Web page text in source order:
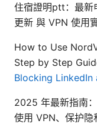
住宿證明ptt：最新
更新 與 VPN 使用
How to Use
Step by Step
Blocking
2025 年最新指南
使用 VPN、保护隐